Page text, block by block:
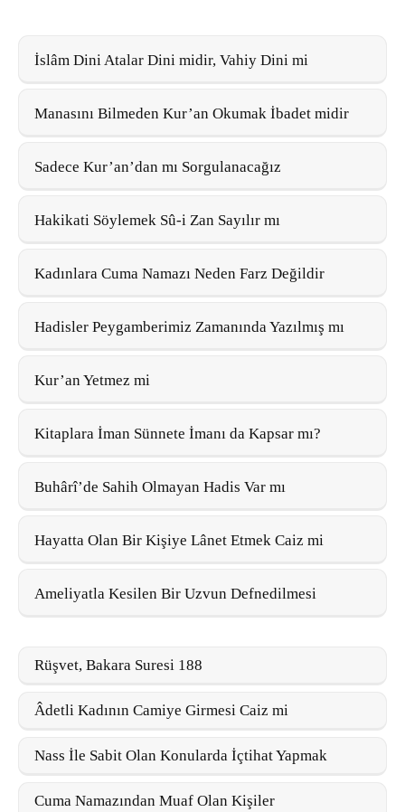
İslâm Dini Atalar Dini midir, Vahiy Dini mi
Manasını Bilmeden Kur’an Okumak İbadet midir
Sadece Kur’an’dan mı Sorgulanacağız
Hakikati Söylemek Sû-i Zan Sayılır mı
Kadınlara Cuma Namazı Neden Farz Değildir
Hadisler Peygamberimiz Zamanında Yazılmış mı
Kur’an Yetmez mi
Kitaplara İman Sünnete İmanı da Kapsar mı?
Buhârî’de Sahih Olmayan Hadis Var mı
Hayatta Olan Bir Kişiye Lânet Etmek Caiz mi
Ameliyatla Kesilen Bir Uzvun Defnedilmesi
Rüşvet, Bakara Suresi 188
Âdetli Kadının Camiye Girmesi Caiz mi
Nass İle Sabit Olan Konularda İçtihat Yapmak
Cuma Namazından Muaf Olan Kişiler